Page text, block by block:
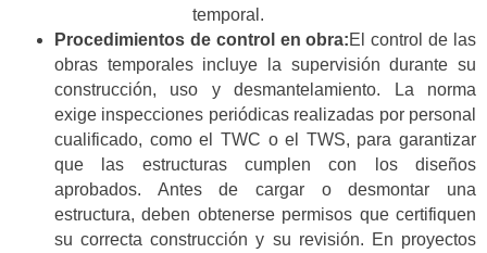
temporal.
Procedimientos de control en obra:El control de las
obras temporales incluye la supervisión durante su
construcción, uso y desmantelamiento. La norma
exige inspecciones periódicas realizadas por personal
cualificado, como el TWC o el TWS, para garantizar
que las estructuras cumplen con los diseños
aprobados. Antes de cargar o desmontar una
estructura, deben obtenerse permisos que certifiquen
su correcta construcción y su revisión. En proyectos